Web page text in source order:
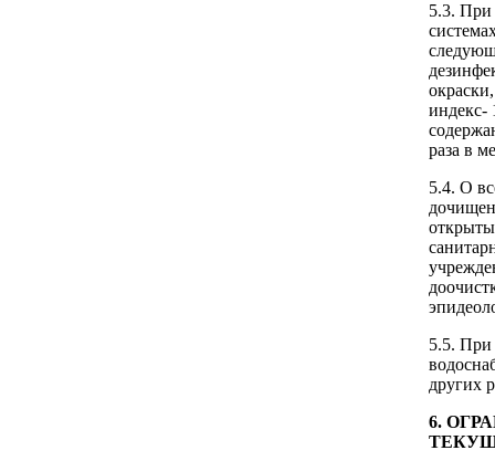
5.3. При
индекс-
раза в
5.4. О
5.5. При
других
6.